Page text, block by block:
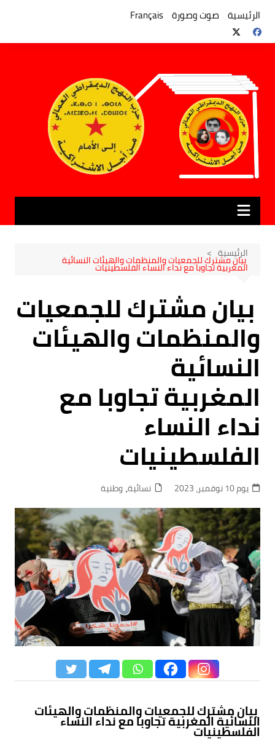
المحتوى
الرئيسية صوت وصورة Français
الرئيسية
بيان مشترك للجمعيات والمنظمات والهيئات النسائية
المغربية تجاوبا مع نداء النساء الفلسطينيات
بيان مشترك للجمعيات
والمنظمات والهيئات
النسائية
المغربية تجاوبا مع
نداء النساء
الفلسطينيات
يوم 10 نوفمبر، 2023 نسائية,وطنية
بيان مشترك للجمعيات والمنظمات والهيئات
النسائية المغربية تجاوبا مع نداء النساء
الفلسطينيات